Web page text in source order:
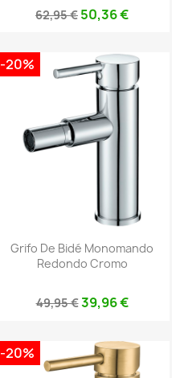
62,95 € 50,36 €
Grifo De Bidé Monomando
Redondo Cromo
49,95 €39,96 €
-20%
-20%